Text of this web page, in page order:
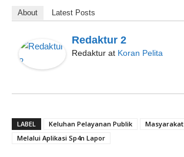
About Latest Posts
Redaktur 2
Redaktur at Koran Pelita
LABEL Keluhan Pelayanan Publik
Masyarakat
Melalui Aplikasi Sp4n Lapor